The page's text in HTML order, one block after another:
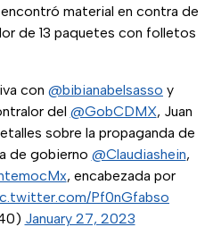
material en contra de
de 13 paquetes con folletos
con @bibianabelsasso y
del @GobCDMX, Juan
sobre la propaganda de
de gobierno @Claudiashein,
, encabezada por
Pf0nGfabso
January 27, 2023